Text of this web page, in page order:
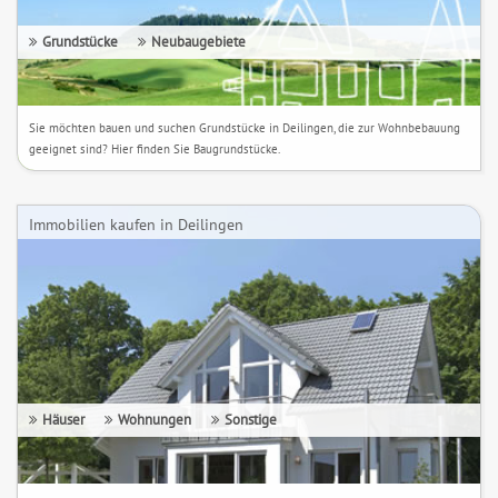
Grundstücke Neubaugebiete
Sie möchten bauen und suchen Grundstücke in Deilingen, die zur Wohnbebauung
geeignet sind? Hier finden Sie Baugrundstücke.
Immobilien kaufen in Deilingen
Häuser Wohnungen Sonstige